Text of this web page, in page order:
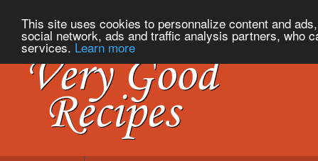
This site uses cookies to personnalize content and
social network, ads and traffic analysis partners, who
services. Learn more